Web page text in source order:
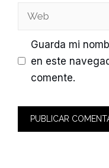
Web
Guarda mi
en este
comente.